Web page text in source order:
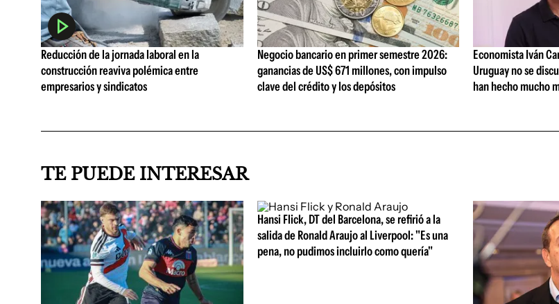
Reducción de la jornada laboral en la
construcción reaviva polémica entre
empresarios y sindicatos
Negocio bancario en primer semestre 2026:
ganancias de US$ 671 millones, con impulso
clave del crédito y los depósitos
Economista Iván
Uruguay no se
han hecho mucho
TE PUEDE INTERESAR
Hansi Flick, DT del Barcelona, se refirió a la
salida de Ronald Araujo al Liverpool: "Es una
pena, no pudimos incluirlo como quería"